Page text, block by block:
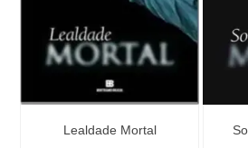
Lealdade Mortal